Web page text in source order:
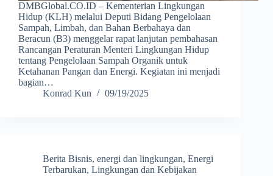
DMBGlobal.CO.ID – Kementerian Lingkungan
Hidup (KLH) melalui Deputi Bidang Pengelolaan
Sampah, Limbah, dan Bahan Berbahaya dan
Beracun (B3) menggelar rapat lanjutan pembahasan
Rancangan Peraturan Menteri Lingkungan Hidup
tentang Pengelolaan Sampah Organik untuk
Ketahanan Pangan dan Energi. Kegiatan ini menjadi
bagian…
Konrad Kun
09/19/2025
Berita Bisnis, energi dan lingkungan, Energi
Terbarukan, Lingkungan dan Kebijakan